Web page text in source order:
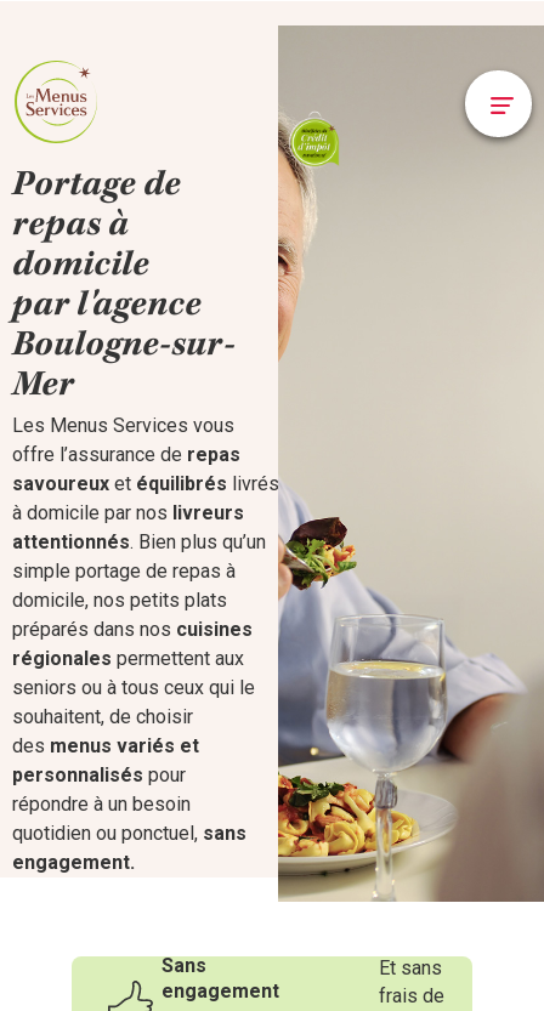
Portage de
repas à
domicile
par l'agence
Boulogne-sur-
Mer
Les Menus Services vous
offre l’assurance de repas
savoureux et équilibrés livrés
à domicile par nos livreurs
attentionnés. Bien plus qu’un
simple portage de repas à
domicile, nos petits plats
préparés dans nos cuisines
régionales permettent aux
seniors ou à tous ceux qui le
souhaitent, de choisir
des menus variés et
personnalisés pour
répondre à un besoin
quotidien ou ponctuel, sans
engagement.
Sans
engagement
Et sans
frais de